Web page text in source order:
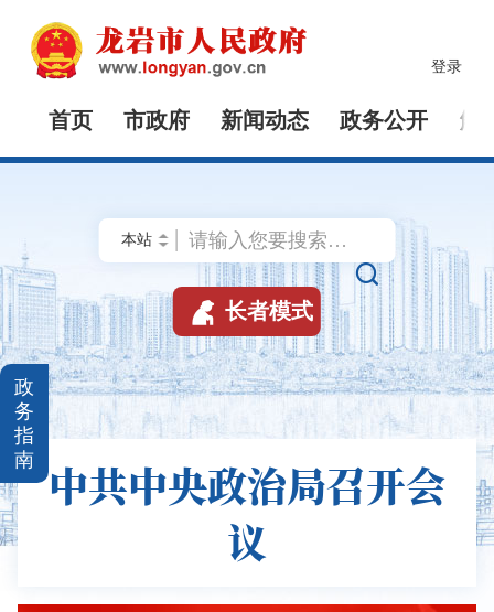
政
务
指
南
登录
首页 市政府 新闻动态 政务公开 解

 长者模式
中共中央政治局召开会
议